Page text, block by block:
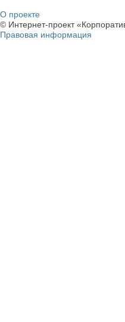
О проекте
© Интернет-проект
Правовая информация